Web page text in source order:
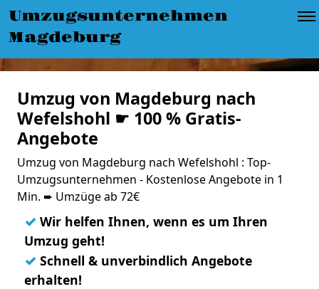
Umzugsunternehmen
Magdeburg
Umzug von Magdeburg nach
Wefelshohl ☛ 100 % Gratis-
Angebote
Umzug von Magdeburg nach Wefelshohl : Top-
Umzugsunternehmen - Kostenlose Angebote in 1
Min. ➨ Umzüge ab 72€
✓ Wir helfen Ihnen, wenn es um Ihren
Umzug geht!
✓ Schnell & unverbindlich Angebote
erhalten!